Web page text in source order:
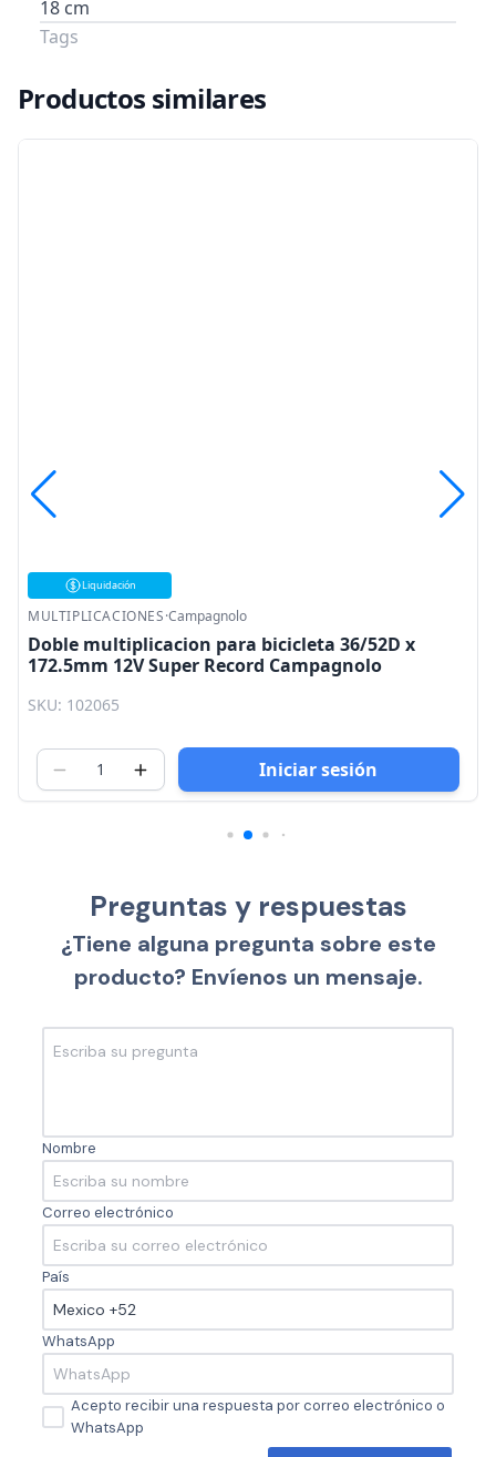
18 cm
Tags
Productos similares
Liquidación
MULTIPLICACIONES·Campagnolo
Doble multiplicacion para bicicleta 36/52D x
172.5mm 12V Super Record Campagnolo
SKU: 102065
Iniciar sesión
Preguntas y respuestas
¿Tiene alguna pregunta sobre este
producto? Envíenos un mensaje.
Nombre
Correo electrónico
País
WhatsApp
Acepto recibir una respuesta por correo electrónico o
WhatsApp